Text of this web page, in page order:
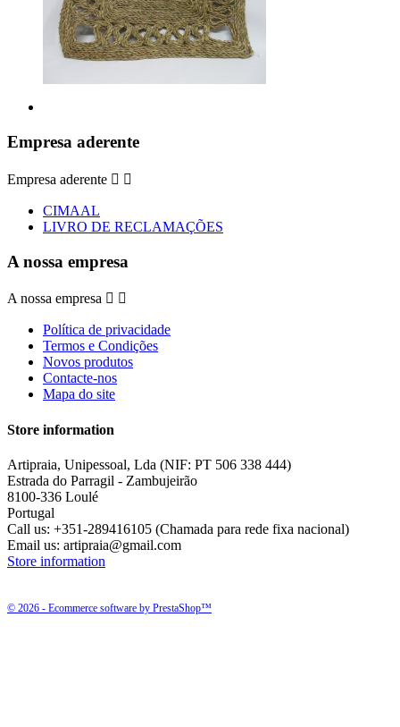
Empresa aderente
Empresa aderente  
CIMAAL
LIVRO DE RECLAMAÇÕES
A nossa empresa
A nossa empresa  
Política de privacidade
Termos e Condições
Novos produtos
Contacte-nos
Mapa do site
Store information
Artipraia, Unipessoal, Lda (NIF: PT 506 338 444)
Estrada do Parragil - Zambujeirão
8100-336 Loulé
Portugal
Call us: +351-289416105 (Chamada para rede fixa nacional)
Email us: artipraia@gmail.com
Store information
© 2026 - Ecommerce software by PrestaShop™